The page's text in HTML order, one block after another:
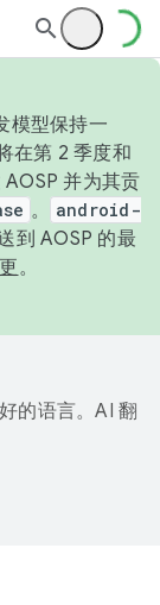
模型保持一
在第 2 季度和
并为其贡
。
android-
到 AOSP 的最
。
的语言。AI 翻